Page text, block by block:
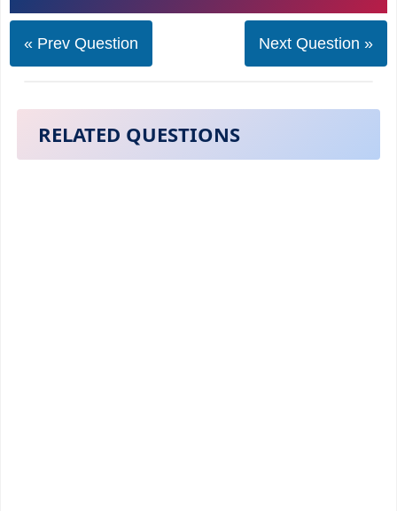
« Prev Question Next Question »
RELATED QUESTIONS